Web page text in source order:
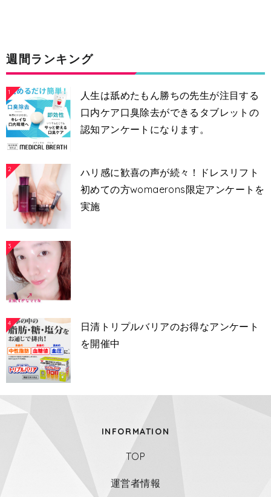
週間ランキング
1
人生は舐めたもん勝ちの先生が注目する
口内ケア口臭除去ができるタブレットの
認知アンケートになります。
2
ハリ感に歓喜の声が続々！ドレスリフト
初めての方womaerons限定アンケートを
実施
3
4
日清トリプルバリアのお得なアンケート
を開催中
INFORMATION
TOP
運営者情報